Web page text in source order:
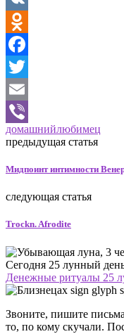
VK
Odnoklassniki
Facebook
Twitter
Email
Viber
домашнийлюбимец
предыдущая статья
Мидпоинт интимности
следующая статья
Trockn. Afrodite
Сегодня 25 лунный
Денежные ритуалы 25
Звоните, пишите
то, по кому скучали.